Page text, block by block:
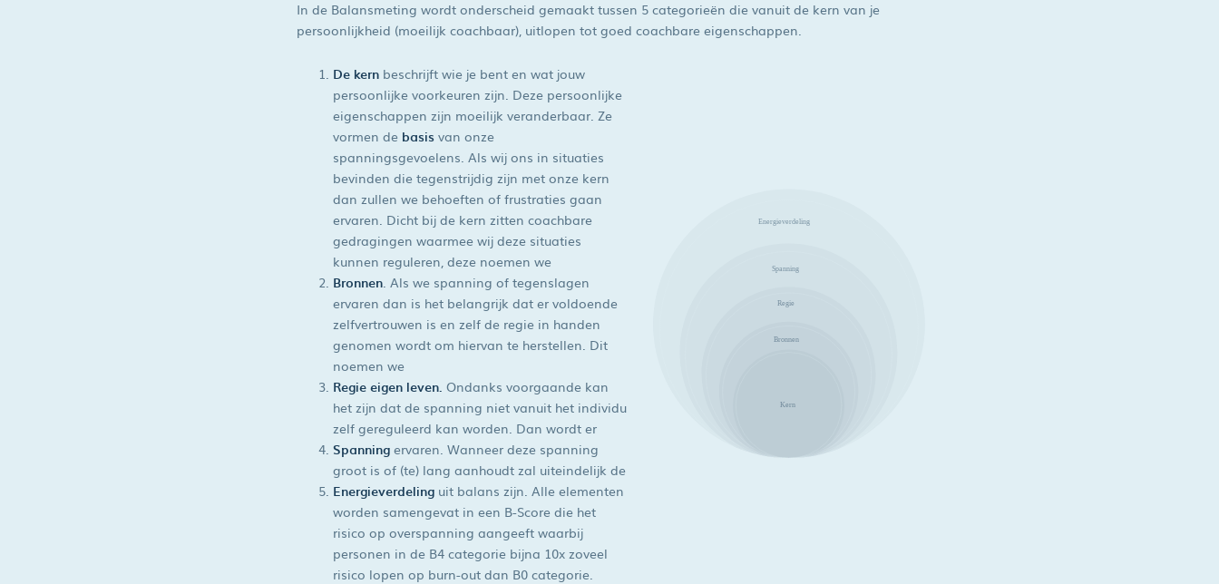
In de Balansmeting wordt onderscheid gemaakt tussen 5 categorieën die vanuit de kern van je
persoonlijkheid (moeilijk coachbaar), uitlopen tot goed coachbare eigenschappen.
De kern beschrijft wie je bent en wat jouw
persoonlijke voorkeuren zijn. Deze persoonlijke
eigenschappen zijn moeilijk veranderbaar. Ze
vormen de basis van onze
spanningsgevoelens. Als wij ons in situaties
bevinden die tegenstrijdig zijn met onze kern
dan zullen we behoeften of frustraties gaan
ervaren. Dicht bij de kern zitten coachbare
gedragingen waarmee wij deze situaties
kunnen reguleren, deze noemen we
Bronnen . Als we spanning of tegenslagen
ervaren dan is het belangrijk dat er voldoende
zelfvertrouwen is en zelf de regie in handen
genomen wordt om hiervan te herstellen. Dit
noemen we
Regie eigen leven. Ondanks voorgaande kan
het zijn dat de spanning niet vanuit het individu
zelf gereguleerd kan worden. Dan wordt er
Spanning ervaren. Wanneer deze spanning
groot is of (te) lang aanhoudt zal uiteindelijk de
Energieverdeling uit balans zijn. Alle elementen
worden samengevat in een B-Score die het
risico op overspanning aangeeft waarbij
personen in de B4 categorie bijna 10x zoveel
risico lopen op burn-out dan B0 categorie.